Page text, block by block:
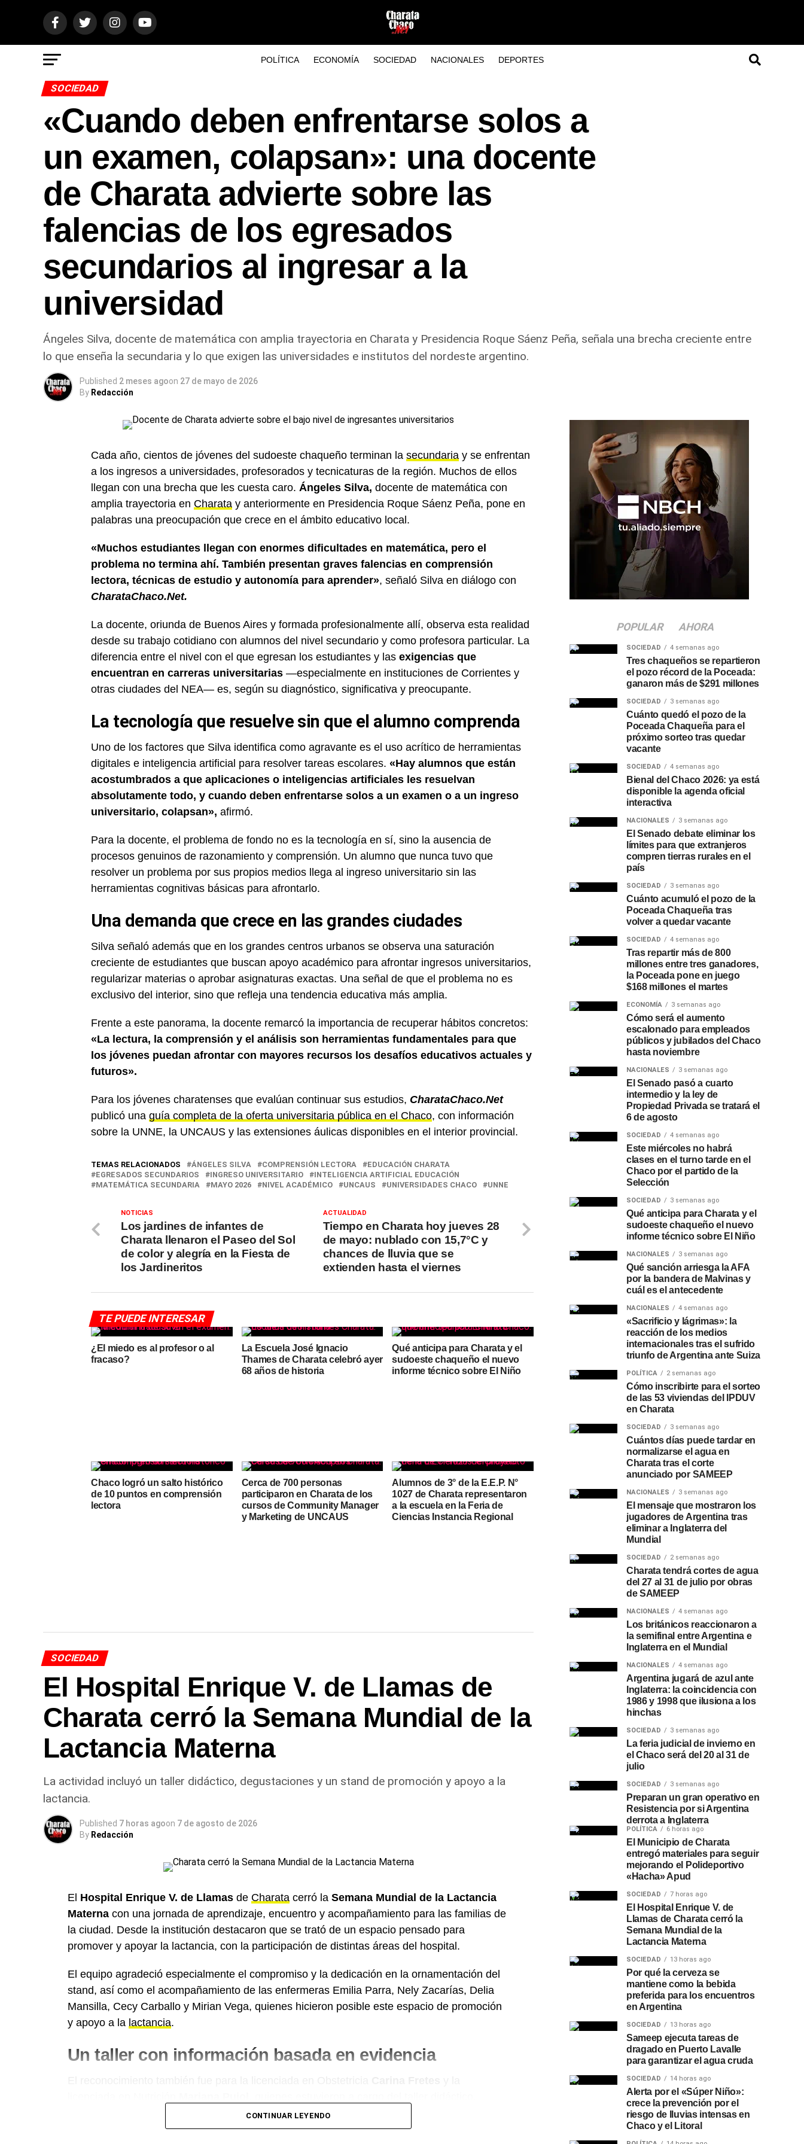
POLÍTICA ECONOMÍA SOCIEDAD NACIONALES DEPORTES
SOCIEDAD
«Cuando deben enfrentarse solos a
un examen, colapsan»: una docente
de Charata advierte sobre las
falencias de los egresados
secundarios al ingresar a la
universidad
Ángeles Silva, docente de matemática con amplia trayectoria en Charata y Presidencia Roque Sáenz Peña, señala una brecha creciente entre
lo que enseña la secundaria y lo que exigen las universidades e institutos del nordeste argentino.
Published 2 meses agoon 27 de mayo de 2026
By Redacción
Cada año, cientos de jóvenes del sudoeste chaqueño terminan la secundaria y se enfrentan
a los ingresos a universidades, profesorados y tecnicaturas de la región. Muchos de ellos
llegan con una brecha que les cuesta caro. Ángeles Silva, docente de matemática con
amplia trayectoria en Charata y anteriormente en Presidencia Roque Sáenz Peña, pone en
palabras una preocupación que crece en el ámbito educativo local.
«Muchos estudiantes llegan con enormes dificultades en matemática, pero el
problema no termina ahí. También presentan graves falencias en comprensión
lectora, técnicas de estudio y autonomía para aprender», señaló Silva en diálogo con
CharataChaco.Net.
La docente, oriunda de Buenos Aires y formada profesionalmente allí, observa esta realidad
desde su trabajo cotidiano con alumnos del nivel secundario y como profesora particular. La
diferencia entre el nivel con el que egresan los estudiantes y las exigencias que
encuentran en carreras universitarias —especialmente en instituciones de Corrientes y
otras ciudades del NEA— es, según su diagnóstico, significativa y preocupante.
La tecnología que resuelve sin que el alumno comprenda
Uno de los factores que Silva identifica como agravante es el uso acrítico de herramientas
digitales e inteligencia artificial para resolver tareas escolares. «Hay alumnos que están
acostumbrados a que aplicaciones o inteligencias artificiales les resuelvan
absolutamente todo, y cuando deben enfrentarse solos a un examen o a un ingreso
universitario, colapsan», afirmó.
Para la docente, el problema de fondo no es la tecnología en sí, sino la ausencia de
procesos genuinos de razonamiento y comprensión. Un alumno que nunca tuvo que
resolver un problema por sus propios medios llega al ingreso universitario sin las
herramientas cognitivas básicas para afrontarlo.
Una demanda que crece en las grandes ciudades
Silva señaló además que en los grandes centros urbanos se observa una saturación
creciente de estudiantes que buscan apoyo académico para afrontar ingresos universitarios,
regularizar materias o aprobar asignaturas exactas. Una señal de que el problema no es
exclusivo del interior, sino que refleja una tendencia educativa más amplia.
Frente a este panorama, la docente remarcó la importancia de recuperar hábitos concretos:
«La lectura, la comprensión y el análisis son herramientas fundamentales para que
los jóvenes puedan afrontar con mayores recursos los desafíos educativos actuales y
futuros».
Para los jóvenes charatenses que evalúan continuar sus estudios, CharataChaco.Net
publicó una guía completa de la oferta universitaria pública en el Chaco, con información
sobre la UNNE, la UNCAUS y las extensiones áulicas disponibles en el interior provincial.
TEMAS RELACIONADOS ÁNGELES SILVA COMPRENSIÓN LECTORA
EDUCACIÓN CHARATA
EGRESADOS SECUNDARIOS
INGRESO UNIVERSITARIO
INTELIGENCIA ARTIFICIAL EDUCACIÓN
MATEMÁTICA SECUNDARIA
MAYO 2026 NIVEL ACADÉMICO UNCAUS UNIVERSIDADES CHACO UNNE
ACTUALIDAD
Tiempo en Charata hoy jueves 28
de mayo: nublado con 15,7°C y
chances de lluvia que se
extienden hasta el viernes
NOTICIAS
Los jardines de infantes de
Charata llenaron el Paseo del Sol
de color y alegría en la Fiesta de
los Jardineritos
TE PUEDE INTERESAR
¿El miedo es al profesor o al
fracaso?
La Escuela José Ignacio
Thames de Charata celebró ayer
68 años de historia
Qué anticipa para Charata y el
sudoeste chaqueño el nuevo
informe técnico sobre El Niño
Chaco logró un salto histórico
de 10 puntos en comprensión
lectora
Cerca de 700 personas
participaron en Charata de los
cursos de Community Manager
y Marketing de UNCAUS
Alumnos de 3° de la E.E.P. N°
1027 de Charata representaron
a la escuela en la Feria de
Ciencias Instancia Regional
SOCIEDAD
El Hospital Enrique V. de Llamas de
Charata cerró la Semana Mundial de la
Lactancia Materna
La actividad incluyó un taller didáctico, degustaciones y un stand de promoción y apoyo a la
lactancia.
Published 7 horas agoon 7 de agosto de 2026
By Redacción
El Hospital Enrique V. de Llamas de Charata cerró la Semana Mundial de la Lactancia
Materna con una jornada de aprendizaje, encuentro y acompañamiento para las familias de
la ciudad. Desde la institución destacaron que se trató de un espacio pensado para
promover y apoyar la lactancia, con la participación de distintas áreas del hospital.
El equipo agradeció especialmente el compromiso y la dedicación en la ornamentación del
stand, así como el acompañamiento de las enfermeras Emilia Parra, Nely Zacarías, Delia
Mansilla, Cecy Carballo y Mirian Vega, quienes hicieron posible este espacio de promoción
y apoyo a la lactancia.
Un taller con información basada en evidencia
brindando información basada en evidencia y respondiendo las inquietudes de las familias
presentes. Además, agradecieron a las cocineras del hospital, Ana Ledezma y Ramona
CONTINUAR LEYENDO
POPULAR AHORA
SOCIEDAD 4 semanas ago
Tres chaqueños se repartieron
el pozo récord de la Poceada:
ganaron más de $291 millones
SOCIEDAD 3 semanas ago
Cuánto quedó el pozo de la
Poceada Chaqueña para el
próximo sorteo tras quedar
vacante
SOCIEDAD 4 semanas ago
Bienal del Chaco 2026: ya está
disponible la agenda oficial
interactiva
NACIONALES 3 semanas ago
El Senado debate eliminar los
límites para que extranjeros
compren tierras rurales en el
país
SOCIEDAD 3 semanas ago
Cuánto acumuló el pozo de la
Poceada Chaqueña tras
volver a quedar vacante
SOCIEDAD 4 semanas ago
Tras repartir más de 800
millones entre tres ganadores,
la Poceada pone en juego
$168 millones el martes
ECONOMÍA 3 semanas ago
Cómo será el aumento
escalonado para empleados
públicos y jubilados del Chaco
hasta noviembre
NACIONALES 3 semanas ago
El Senado pasó a cuarto
intermedio y la ley de
Propiedad Privada se tratará el
6 de agosto
SOCIEDAD 4 semanas ago
Este miércoles no habrá
clases en el turno tarde en el
Chaco por el partido de la
Selección
SOCIEDAD 3 semanas ago
Qué anticipa para Charata y el
sudoeste chaqueño el nuevo
informe técnico sobre El Niño
NACIONALES 3 semanas ago
Qué sanción arriesga la AFA
por la bandera de Malvinas y
cuál es el antecedente
NACIONALES 4 semanas ago
«Sacrificio y lágrimas»: la
reacción de los medios
internacionales tras el sufrido
triunfo de Argentina ante Suiza
POLÍTICA 2 semanas ago
Cómo inscribirte para el sorteo
de las 53 viviendas del IPDUV
en Charata
SOCIEDAD 3 semanas ago
Cuántos días puede tardar en
normalizarse el agua en
Charata tras el corte
anunciado por SAMEEP
NACIONALES 3 semanas ago
El mensaje que mostraron los
jugadores de Argentina tras
eliminar a Inglaterra del
Mundial
SOCIEDAD 2 semanas ago
Charata tendrá cortes de agua
del 27 al 31 de julio por obras
de SAMEEP
NACIONALES 4 semanas ago
Los británicos reaccionaron a
la semifinal entre Argentina e
Inglaterra en el Mundial
NACIONALES 4 semanas ago
Argentina jugará de azul ante
Inglaterra: la coincidencia con
1986 y 1998 que ilusiona a los
hinchas
SOCIEDAD 3 semanas ago
La feria judicial de invierno en
el Chaco será del 20 al 31 de
julio
SOCIEDAD 3 semanas ago
Preparan un gran operativo en
Resistencia por si Argentina
derrota a Inglaterra
POLÍTICA 6 horas ago
El Municipio de Charata
entregó materiales para seguir
mejorando el Polideportivo
«Hacha» Apud
SOCIEDAD 7 horas ago
El Hospital Enrique V. de
Llamas de Charata cerró la
Semana Mundial de la
Lactancia Materna
SOCIEDAD 13 horas ago
Por qué la cerveza se
mantiene como la bebida
preferida para los encuentros
en Argentina
SOCIEDAD 13 horas ago
Sameep ejecuta tareas de
dragado en Puerto Lavalle
para garantizar el agua cruda
SOCIEDAD 14 horas ago
Alerta por el «Súper Niño»:
crece la prevención por el
riesgo de lluvias intensas en
Chaco y el Litoral